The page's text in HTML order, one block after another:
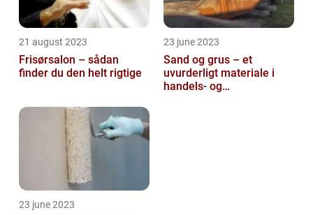
21 august 2023
Frisørsalon – sådan
finder du den helt rigtige
23 june 2023
Sand og grus – et
uvurderligt materiale i
handels- og
23 june 2023